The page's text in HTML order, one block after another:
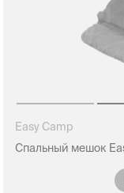
Easy Camp
Спальный мешок